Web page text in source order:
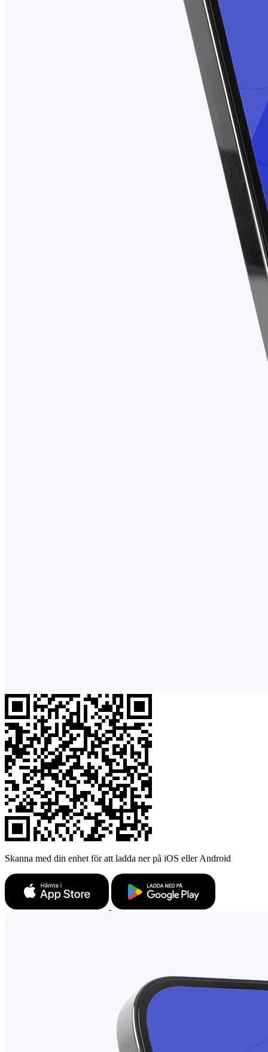
Skanna med din enhet för att ladda ner på iOS eller Android